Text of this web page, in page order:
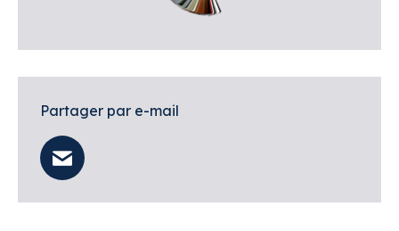
Partager par e-mail